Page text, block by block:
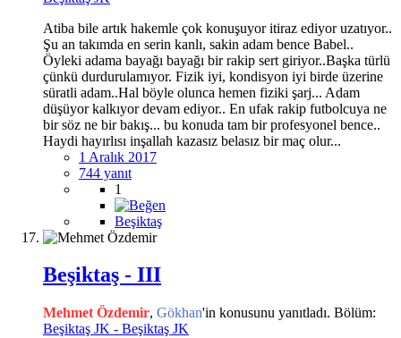
Atiba bile artık hakemle çok konuşuyor itiraz ediyor uzatıyor..
Şu an takımda en serin kanlı, sakin adam bence Babel..
Öyleki adama bayağı bayağı bir rakip sert giriyor..Başka türlü
çünkü durdurulamıyor. Fizik iyi, kondisyon iyi birde üzerine
süratli adam..Hal böyle olunca hemen fiziki şarj... Adam
düşüyor kalkıyor devam ediyor.. En ufak rakip futbolcuya ne
bir söz ne bir bakış... bu konuda tam bir profesyonel bence..
Haydi hayırlısı inşallah kazasız belasız bir maç olur...
1 Aralık 2017
744 yanıt
1
Beşiktaş
Beşiktaş - III
Mehmet Özdemir, Gökhan'in konusunu yanıtladı. Bölüm:
Beşiktaş JK - Beşiktaş JK